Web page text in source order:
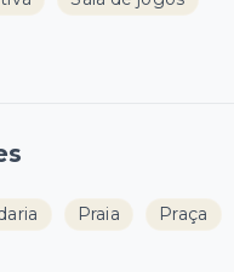
Praia Praça